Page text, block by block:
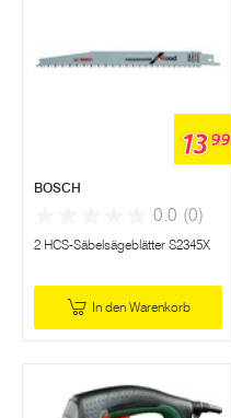
1399
BOSCH
0.0 (0)
2 HCS-Säbelsägeblätter S2345X
In den Warenkorb